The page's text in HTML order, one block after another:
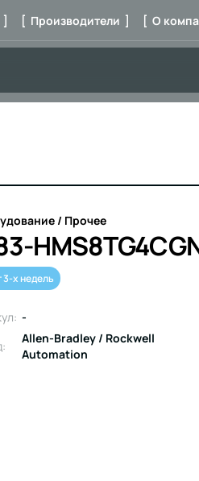
] [ Производители ] [ О
/ Прочее
3-х недель
-
Allen-Bradley / Rockwell
Automation